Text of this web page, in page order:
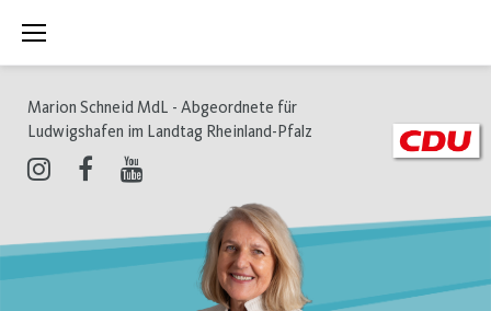
Inhalt
Marion Schneid MdL - Abgeordnete für
Ludwigshafen im Landtag Rheinland-Pfalz